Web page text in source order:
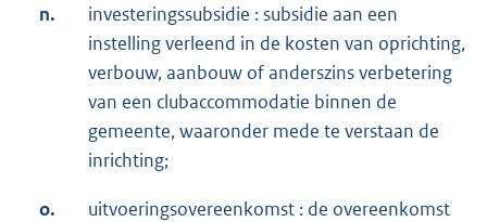
n.
investeringssubsidie : subsidie aan een
instelling verleend in de kosten van oprichting,
verbouw, aanbouw of anderszins verbetering
van een clubaccommodatie binnen de
gemeente, waaronder mede te verstaan de
inrichting;
o.
uitvoeringsovereenkomst : de overeenkomst